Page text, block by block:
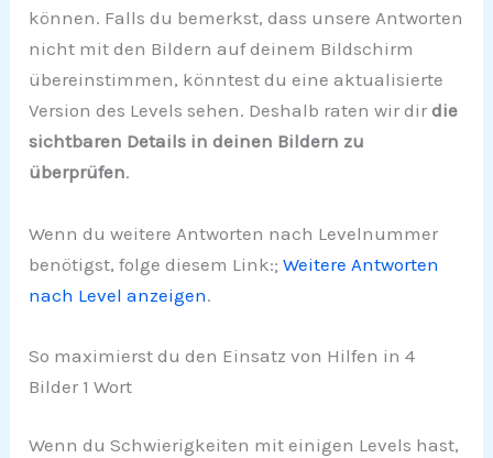
können. Falls du bemerkst, dass unsere Antworten
nicht mit den Bildern auf deinem Bildschirm
übereinstimmen, könntest du eine aktualisierte
Version des Levels sehen. Deshalb raten wir dirdie
sichtbaren Details in deinen Bildern zu
überprüfen.
Wenn du weitere Antworten nach Levelnummer
benötigst, folge diesem Link:;Weitere Antworten
nach Level anzeigen.
So maximierst du den Einsatz von Hilfen in 4
Bilder 1 Wort
Wenn du Schwierigkeiten mit einigen Levels hast,